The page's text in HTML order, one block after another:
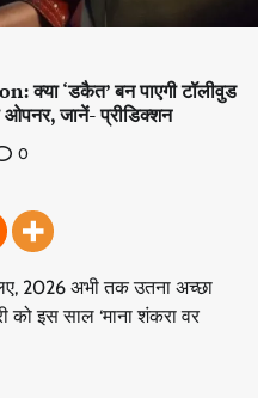
‘डकैत’ बन पाएगी टॉलीवुड
जानें- प्रीडिक्शन
0
2026 अभी तक उतना अच्छा
को इस साल ‘माना शंकरा वर